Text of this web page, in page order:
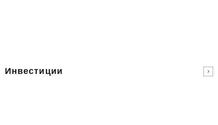
Инвестиции